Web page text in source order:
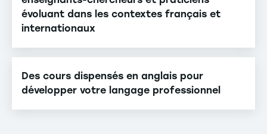
évoluant dans les contextes français et
internationaux
Des cours dispensés en anglais pour
développer votre langage professionnel